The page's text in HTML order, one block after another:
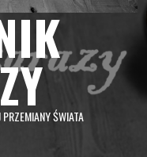
ŚWIATA